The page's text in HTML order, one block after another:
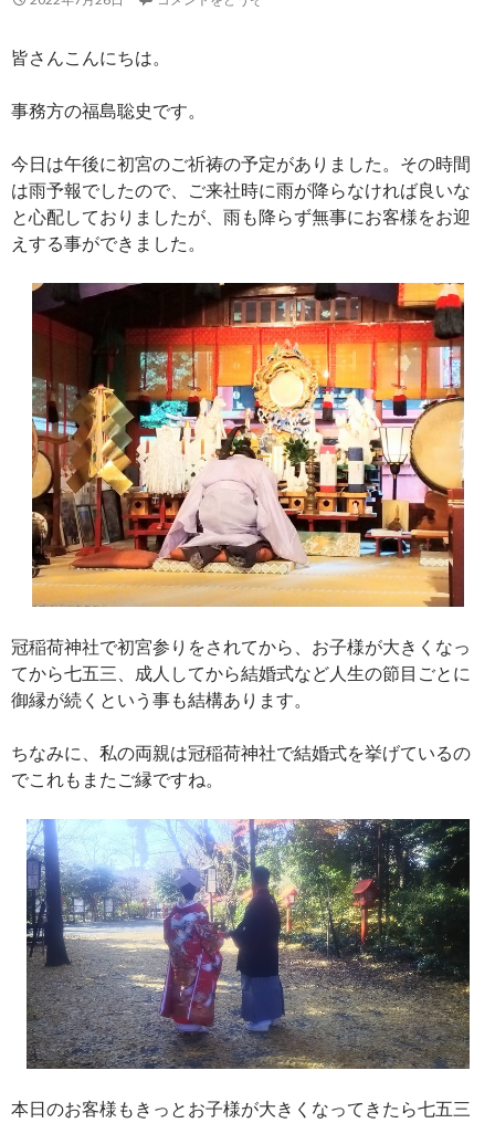
皆さんこんにちは。
事務方の福島聡史です。
今日は午後に初宮のご祈祷の予定がありました。その時間
は雨予報でしたので、ご来社時に雨が降らなければ良いな
と心配しておりましたが、雨も降らず無事にお客様をお迎
えする事ができました。
冠稲荷神社で初宮参りをされてから、お子様が大きくなっ
てから七五三、成人してから結婚式など人生の節目ごとに
御縁が続くという事も結構あります。
ちなみに、私の両親は冠稲荷神社で結婚式を挙げているの
でこれもまたご縁ですね。
本日のお客様もきっとお子様が大きくなってきたら七五三